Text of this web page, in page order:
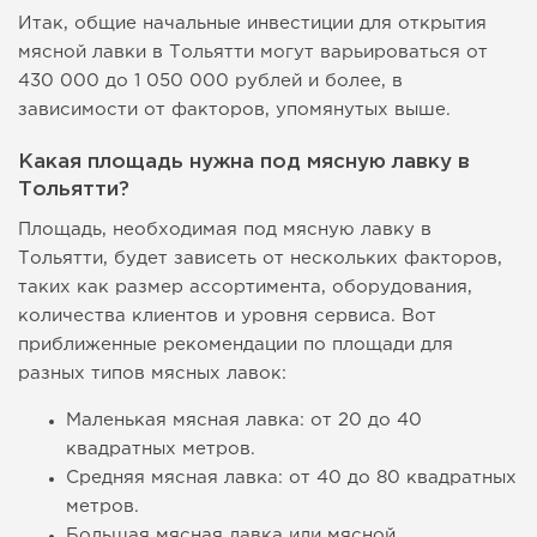
Итак, общие начальные инвестиции для открытия
мясной лавки в Тольятти могут варьироваться от
430 000 до 1 050 000 рублей и более, в
зависимости от факторов, упомянутых выше.
Какая площадь нужна под мясную лавку в
Тольятти?
Площадь, необходимая под мясную лавку в
Тольятти, будет зависеть от нескольких факторов,
таких как размер ассортимента, оборудования,
количества клиентов и уровня сервиса. Вот
приближенные рекомендации по площади для
разных типов мясных лавок:
Маленькая мясная лавка: от 20 до 40
квадратных метров.
Средняя мясная лавка: от 40 до 80 квадратных
метров.